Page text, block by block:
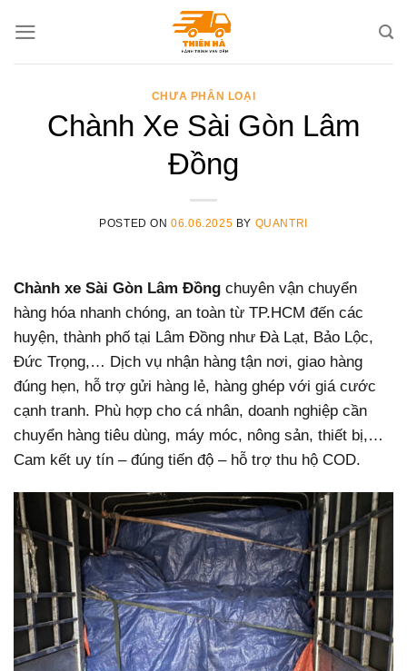
CHƯA PHÂN LOẠI
Chành Xe Sài Gòn Lâm
Đồng
POSTED ON06.06.2025 BY QUANTRI
Chành xe Sài Gòn Lâm Đồng chuyên vận chuyển
hàng hóa nhanh chóng, an toàn từ TP.HCM đến các
huyện, thành phố tại Lâm Đồng như Đà Lạt, Bảo Lộc,
Đức Trọng,… Dịch vụ nhận hàng tận nơi, giao hàng
đúng hẹn, hỗ trợ gửi hàng lẻ, hàng ghép với giá cước
cạnh tranh. Phù hợp cho cá nhân, doanh nghiệp cần
chuyển hàng tiêu dùng, máy móc, nông sản, thiết bị,…
Cam kết uy tín – đúng tiến độ – hỗ trợ thu hộ COD.